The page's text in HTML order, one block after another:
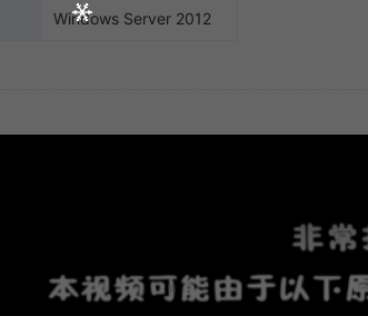
Windows Server 2012